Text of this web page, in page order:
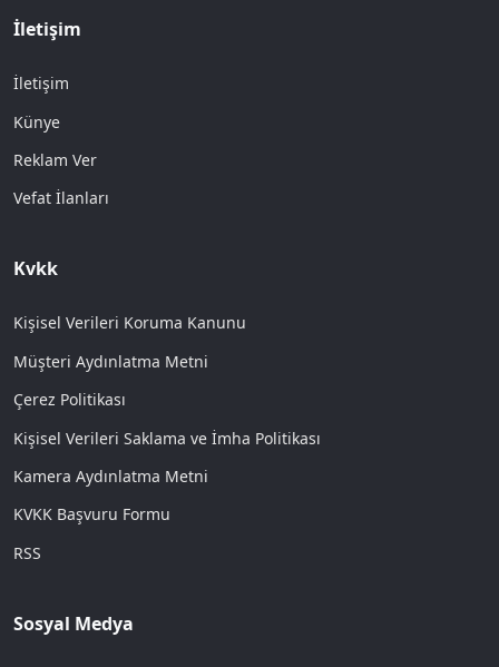
İletişim
İletişim
Künye
Reklam Ver
Vefat İlanları
Kvkk
Kişisel Verileri Koruma Kanunu
Müşteri Aydınlatma Metni
Çerez Politikası
Kişisel Verileri Saklama ve İmha Politikası
Kamera Aydınlatma Metni
KVKK Başvuru Formu
RSS
Sosyal Medya